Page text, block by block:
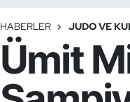
HABERLER JUDO VE
Ümit